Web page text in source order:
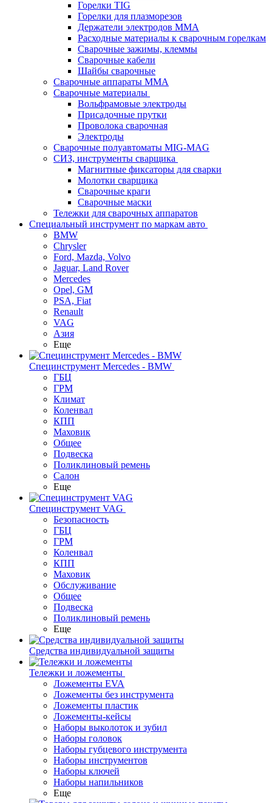
Горелки TIG
Горелки для плазморезов
Держатели электродов ММА
Расходные материалы к сварочным горелкам
Сварочные зажимы, клеммы
Сварочные кабели
Шайбы сварочные
Сварочные аппараты MMA
Сварочные материалы
Вольфрамовые электроды
Присадочные прутки
Проволока сварочная
Электроды
Сварочные полуавтоматы MIG-MAG
СИЗ, инструменты сварщика
Магнитные фиксаторы для сварки
Молотки сварщика
Сварочные краги
Сварочные маски
Тележки для сварочных аппаратов
Специальный инструмент по маркам авто
BMW
Chrysler
Ford, Mazda, Volvo
Jaguar, Land Rover
Mercedes
Opel, GM
PSA, Fiat
Renault
VAG
Азия
Еще
Специнструмент Mercedes - BMW
ГБЦ
ГРМ
Климат
Коленвал
КПП
Маховик
Общее
Подвеска
Поликлиновый ремень
Салон
Еще
Специнструмент VAG
Безопасность
ГБЦ
ГРМ
Коленвал
КПП
Маховик
Обслуживание
Общее
Подвеска
Поликлиновый ремень
Еще
Средства индивидуальной защиты
Тележки и ложементы
Ложементы EVA
Ложементы без инструмента
Ложементы пластик
Ложементы-кейсы
Наборы выколоток и зубил
Наборы головок
Наборы губцевого инструмента
Наборы инструментов
Наборы ключей
Наборы напильников
Еще